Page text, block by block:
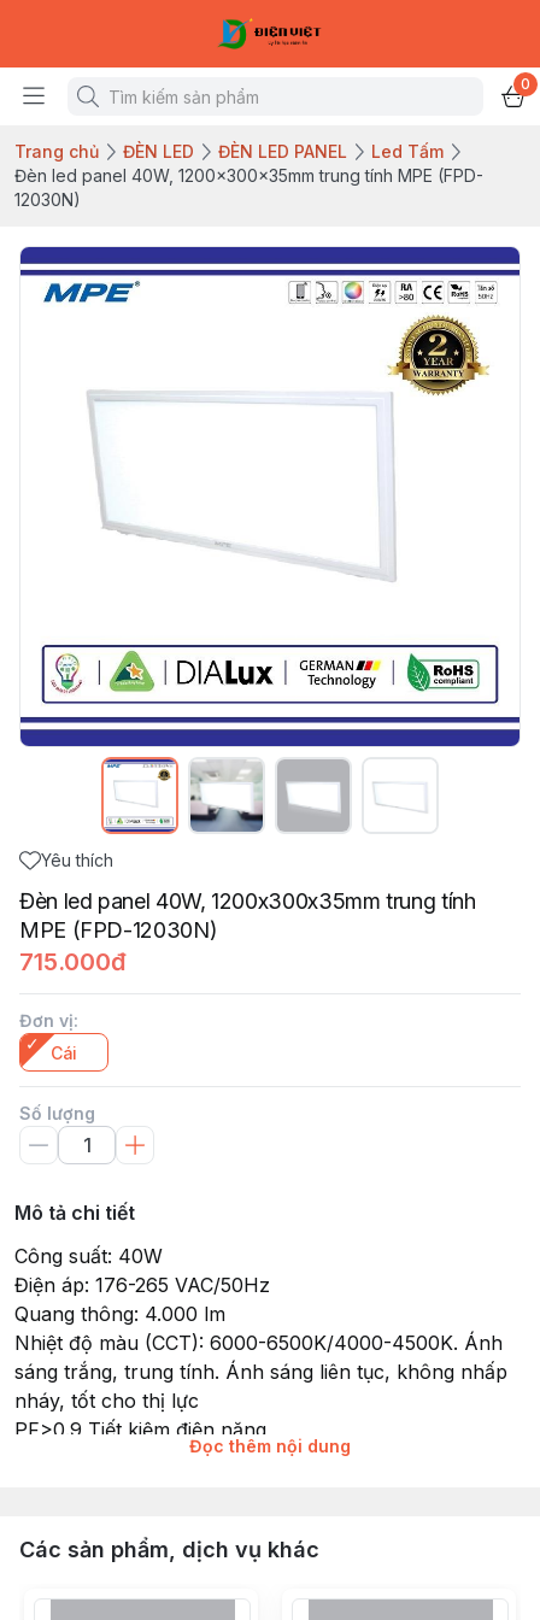
0
Trang chủ ĐÈN LED ĐÈN LED PANEL
Led Tấm
Đèn led panel 40W, 1200x300x35mm trung tính MPE (FPD-
12030N)
Yêu thích
Đèn led panel 40W, 1200x300x35mm trung tính
MPE (FPD-12030N)
715.000đ
Đơn vị:
Cái
Số lượng
Mô tả chi tiết
Công suất: 40W
Điện áp: 176-265 VAC/50Hz
Quang thông: 4.000 lm
Nhiệt độ màu (CCT): 6000-6500K/4000-4500K. Ánh
sáng trắng, trung tính. Ánh sáng liên tục, không nhấp
nháy, tốt cho thị lực
PF>0.9 Tiết kiệm điện năng
RA>80 Chỉ số hoàn màu cao, ánh sáng trung thực
1200mmx300mmx35mm
Chip LED: SMD
Đọc thêm nội dung
Các sản phẩm, dịch vụ khác